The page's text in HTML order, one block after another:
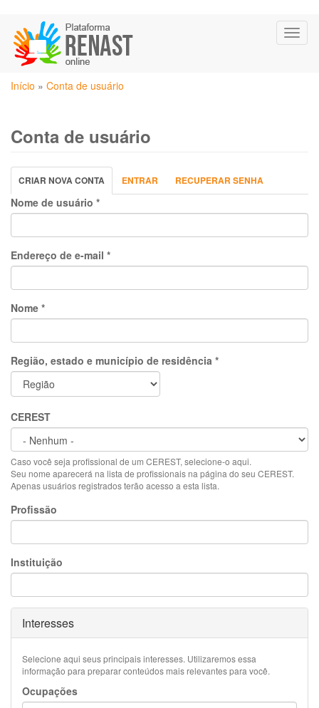
para
conteúdo
principal
Você
Início » Conta de usuário
Conta de usuário
Abas
primárias
CRIAR NOVA CONTA (ABA
ATIVA)
ENTRAR RECUPERAR SENHA
Nome de usuário *
Endereço de e-mail *
Nome *
Região, estado e município de residência *
CEREST
Caso você seja profissional de um CEREST, selecione-o aqui.
Seu nome aparecerá na lista de profissionais na página do seu CEREST.
Apenas usuários registrados terão acesso a esta lista.
Profissão
Instituição
Ocultar
Interesses
Selecione aqui seus principais interesses. Utilizaremos essa
informação para preparar conteúdos mais relevantes para você.
Ocupações